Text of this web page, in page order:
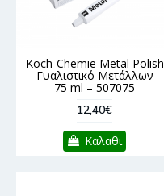
Koch-Chemie Metal Polish
– Γυαλιστικό Μετάλλων –
75 ml – 507075
12,40€
Καλαθι